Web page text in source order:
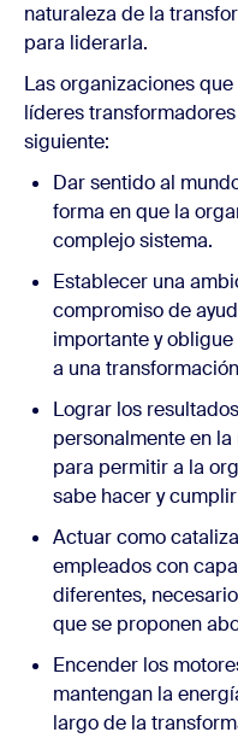
naturaleza de la
para liderarla.
Las organizaciones
líderes
siguiente:
Dar sentido al
forma en que la
complejo sistema.
Establecer una
compromiso de
importante y
a una
Lograr los
personalmente en
para permitir a la
sabe hacer y
Actuar como
empleados con
diferentes,
que se proponen
Encender los
mantengan la
largo de la